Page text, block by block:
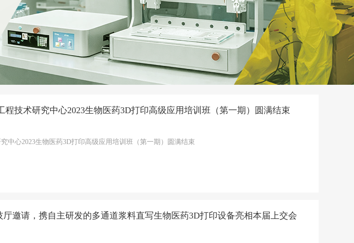
程技术研究中心2023生物医药3D打印高级应用培训班（第一期）圆满结束
中心2023生物医药3D打印高级应用培训班（第一期）圆满结束
邀请，携自主研发的多通道浆料直写生物医药3D打印设备亮相本届上交会